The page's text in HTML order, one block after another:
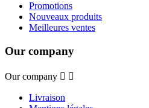
Promotions
Nouveaux produits
Meilleures ventes
Our company
Our company  
Livraison